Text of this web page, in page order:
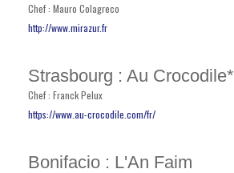
Chef : Mauro Colagreco
http://www.mirazur.fr
Strasbourg : Au Crocodile*
Chef : Franck Pelux
https://www.au-crocodile.com/fr/
Bonifacio : L'An Faim